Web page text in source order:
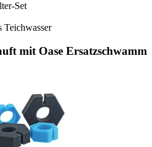
Set
Teichwasser
mit Oase Ersatzschwamm